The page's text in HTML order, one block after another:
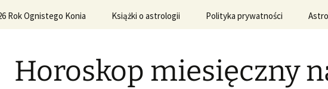
Rok Ognistego Konia Książki o astrologii Polityka prywatności
Horoskop miesięczny